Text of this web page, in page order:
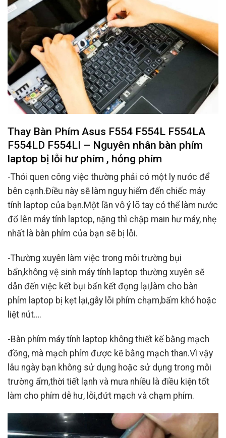
Thay Bàn Phím Asus F554 F554L F554LA
F554LD F554LI – Nguyên nhân bàn phím
laptop bị lỗi hư phím , hỏng phím
-Thói quen công việc thường phải có một ly nước để
bên cạnh.Điều này sẽ làm nguy hiểm đến chiếc máy
tính laptop của bạn.Một lần vô ý lõ tay có thể làm nước
đổ lên máy tính laptop, nặng thì chập main hư máy, nhẹ
nhất là bàn phím của bạn sẽ bị lỗi.
-Thường xuyên làm việc trong môi trường bụi
bẩn,không vệ sinh máy tính laptop thường xuyên sẽ
dẫn đến việc kết bụi bẩn kết đọng lại,làm cho bàn
phím laptop bị kẹt lại,gây lỗi phím chạm,bấm khó hoặc
liệt nút….
-Bàn phím máy tính laptop không thiết kế bằng mạch
đồng, mà mạch phím được kẽ bằng mạch than.Vì vậy
lâu ngày bạn không sử dụng hoặc sử dụng trong môi
trường ẩm,thời tiết lạnh và mưa nhiều là điều kiện tốt
làm cho phím dễ hư, lỗi,đứt mạch và chạm phím.